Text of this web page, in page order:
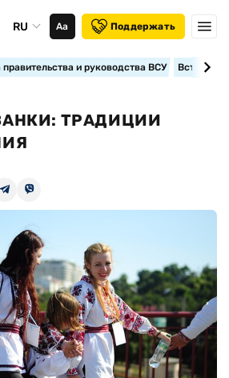
RU Аа Поддержать
и руководства ВСУ
ТРАДИЦИИ